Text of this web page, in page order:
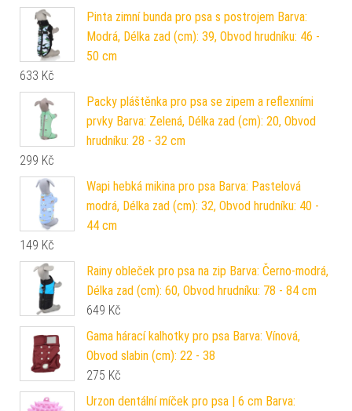
Pinta zimní bunda pro psa s postrojem Barva:
Modrá, Délka zad (cm): 39, Obvod hrudníku: 46 -
50 cm
633 Kč
Packy pláštěnka pro psa se zipem a reflexními
prvky Barva: Zelená, Délka zad (cm): 20, Obvod
hrudníku: 28 - 32 cm
299 Kč
Wapi hebká mikina pro psa Barva: Pastelová
modrá, Délka zad (cm): 32, Obvod hrudníku: 40 -
44 cm
149 Kč
Rainy obleček pro psa na zip Barva: Černo-modrá,
Délka zad (cm): 60, Obvod hrudníku: 78 - 84 cm
649 Kč
Gama hárací kalhotky pro psa Barva: Vínová,
Obvod slabin (cm): 22 - 38
275 Kč
Urzon dentální míček pro psa | 6 cm Barva: